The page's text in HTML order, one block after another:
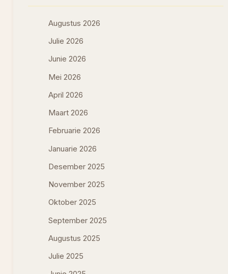
Augustus 2026
Julie 2026
Junie 2026
Mei 2026
April 2026
Maart 2026
Februarie 2026
Januarie 2026
Desember 2025
November 2025
Oktober 2025
September 2025
Augustus 2025
Julie 2025